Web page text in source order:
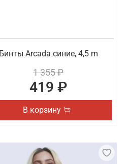
Бинты Arcada синие, 4,5 m
1 355 ₽
419 ₽
В корзину